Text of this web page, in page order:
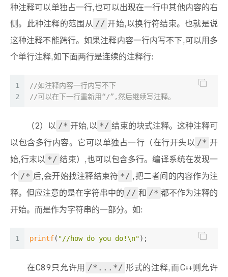
种注释可以单独占一行,也可以出现在一行中其他内容的右
侧。此种注释的范围从 // 开始,以换行符结束。也就是说
这种注释不能跨行。如果注释内容一行内写不下,可以用多
个单行注释,如下面两行是连续的注释行:
1
2
//如注释内容一行内写不下
//可以在下一行重新用“/”,然后继续写注释。
（2）以 /* 开始,以 */ 结束的块式注释。这种注释可
以包含多行内容。它可以单独占一行（在行开头以 /* 开
始,行末以 */ 结束）,也可以包含多行。编译系统在发现一
个 /* 后,会开始找注释结束符 */ ,把二者间的内容作为注
释。但应注意的是在字符串中的 // 和 /* 都不作为注释的
开始。而是作为字符串的一部分。如:
1 printf( "//how do you do!\n");
在C89只允许用 /*...*/ 形式的注释,而C++则允许